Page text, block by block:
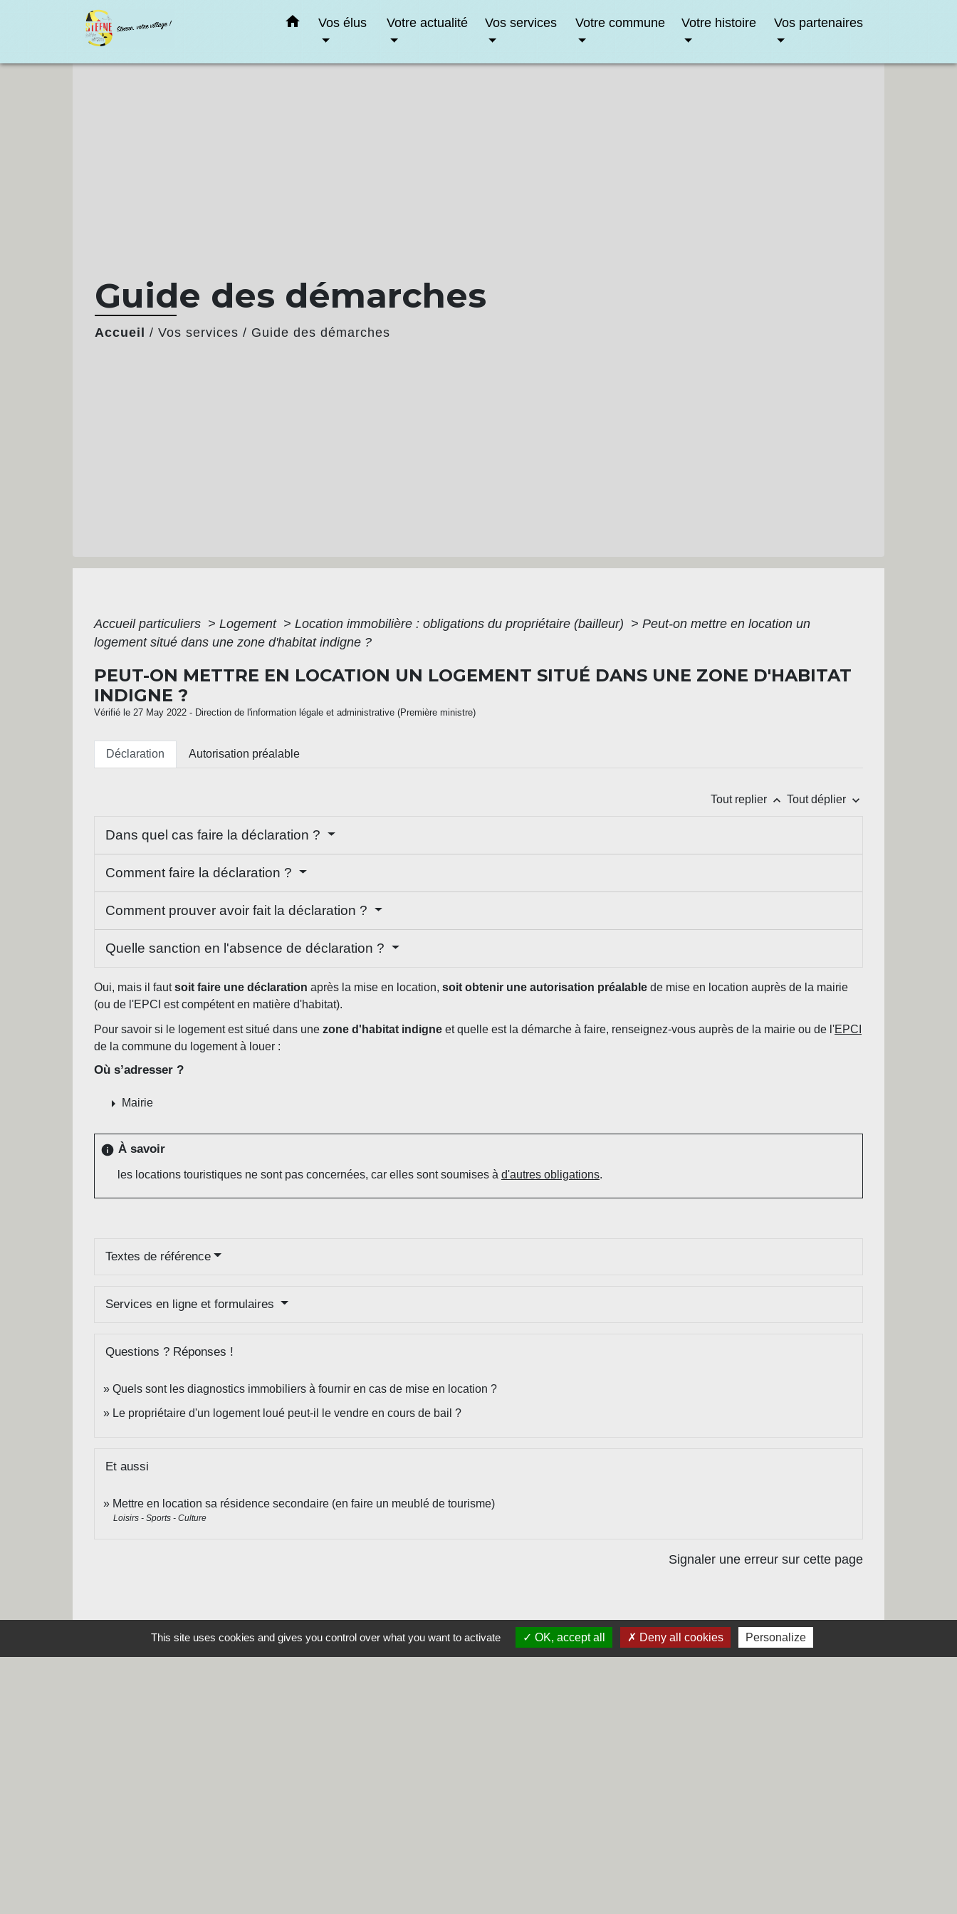
home Vos élus Votre actualité Vos services Votre commune Votre histoire Vos partenaires
Guide des démarches
Accueil / Vos services / Guide des démarches
Accueil particuliers > Logement > Location immobilière : obligations du propriétaire (bailleur) > Peut-on mettre en location un
logement situé dans une zone d'habitat indigne ?
PEUT-ON METTRE EN LOCATION UN LOGEMENT SITUÉ DANS UNE ZONE D'HABITAT
INDIGNE ?
Vérifié le 27 May 2022 - Direction de l'information légale et administrative (Première ministre)
Déclaration Autorisation préalable
Tout replier keyboard_arrow_up Tout déplier keyboard_arrow_down
Dans quel cas faire la déclaration ?
Comment faire la déclaration ?
Comment prouver avoir fait la déclaration ?
Quelle sanction en l'absence de déclaration ?
Oui, mais il fautsoit faire une déclaration après la mise en location, soit obtenir une autorisation préalable de mise en location auprès de la mairie
(ou de l'EPCI est compétent en matière d'habitat).
Pour savoir si le logement est situé dans une zone d'habitat indigne et quelle est la démarche à faire, renseignez-vous auprès de la mairie ou de l'EPCI
de la commune du logement à louer :
Où s’adresser ?
arrow_right Mairie
info À savoir
les locations touristiques ne sont pas concernées, car elles sont soumises à d'autres obligations.
Textes de référence
Services en ligne et formulaires
Questions ? Réponses !
Quels sont les diagnostics immobiliers à fournir en cas de mise en location ?
Le propriétaire d'un logement loué peut-il le vendre en cours de bail ?
Et aussi
Mettre en location sa résidence secondaire (en faire un meublé de tourisme)
Loisirs - Sports - Culture
Signaler une erreur sur cette page
This site uses cookies and gives you control over what you want to activate OK, accept all Deny all cookies Personalize